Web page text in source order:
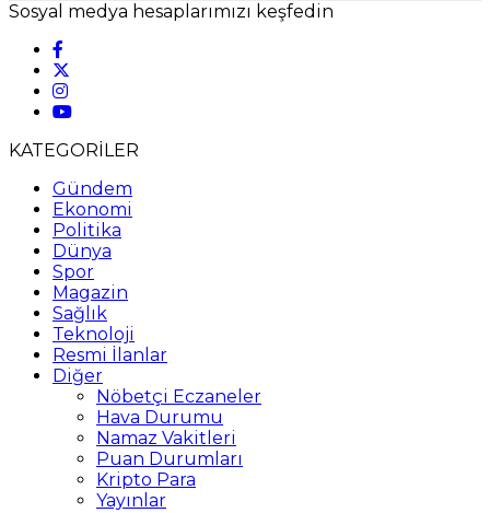
Sosyal medya hesaplarımızı keşfedin
KATEGORİLER
Gündem
Ekonomi
Politika
Dünya
Spor
Magazin
Sağlık
Teknoloji
Resmi İlanlar
Diğer
Nöbetçi Eczaneler
Hava Durumu
Namaz Vakitleri
Puan Durumları
Kripto Para
Yayınlar